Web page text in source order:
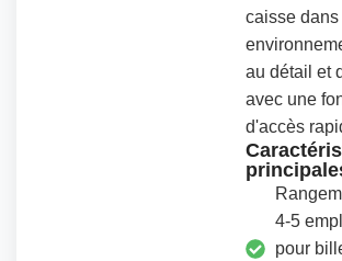
caisse dans
au détail et
avec une
d'accès
4-5
pour